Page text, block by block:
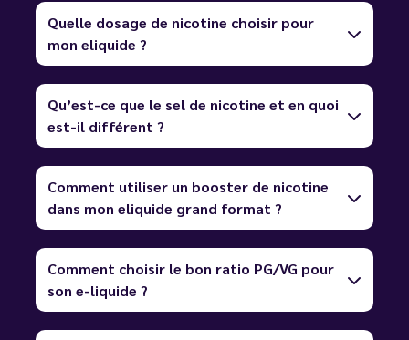
Quelle dosage de nicotine choisir pour
mon eliquide ?
Qu’est-ce que le sel de nicotine et en quoi
est-il différent ?
Comment utiliser un booster de nicotine
dans mon eliquide grand format ?
Comment choisir le bon ratio PG/VG pour
son e-liquide ?